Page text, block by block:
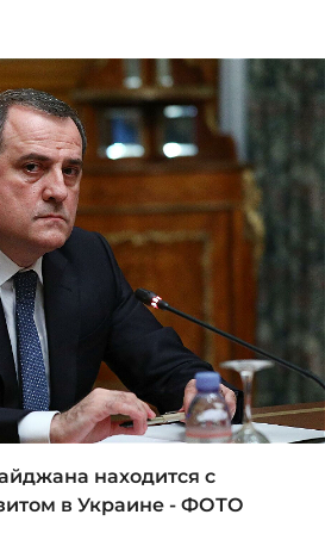
находится с
в Украине - ФОТО